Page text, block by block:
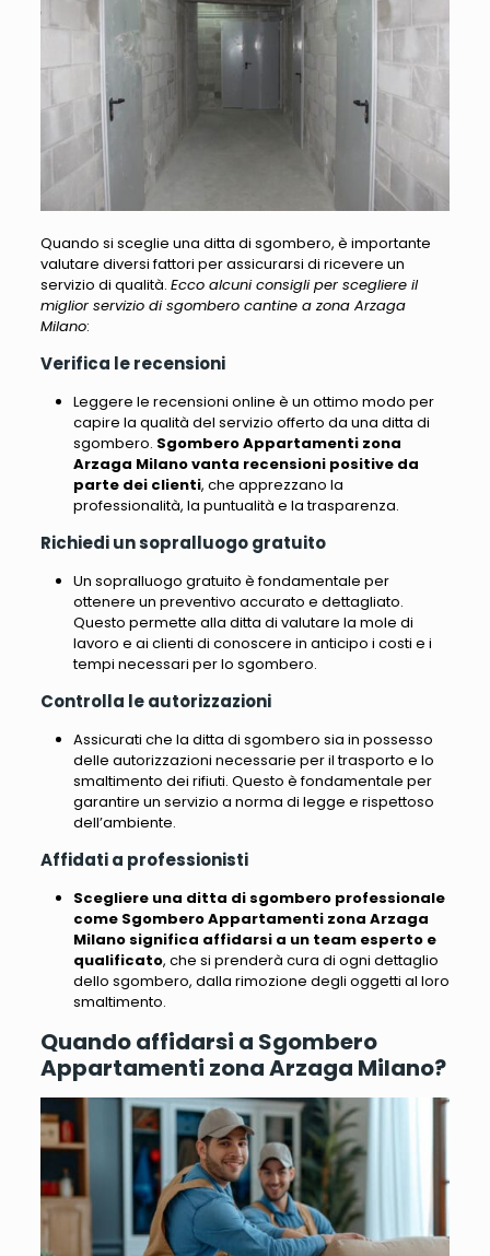
Quando si sceglie una ditta di sgombero, è importante
valutare diversi fattori per assicurarsi di ricevere un
servizio di qualità. Ecco alcuni consigli per scegliere il
miglior servizio di sgombero cantine a zona Arzaga
Milano:
Verifica le recensioni
Leggere le recensioni online è un ottimo modo per
capire la qualità del servizio offerto da una ditta di
sgombero. Sgombero Appartamenti zona
Arzaga Milano vanta recensioni positive da
parte dei clienti, che apprezzano la
professionalità, la puntualità e la trasparenza.
Richiedi un sopralluogo gratuito
Un sopralluogo gratuito è fondamentale per
ottenere un preventivo accurato e dettagliato.
Questo permette alla ditta di valutare la mole di
lavoro e ai clienti di conoscere in anticipo i costi e i
tempi necessari per lo sgombero.
Controlla le autorizzazioni
Assicurati che la ditta di sgombero sia in possesso
delle autorizzazioni necessarie per il trasporto e lo
smaltimento dei rifiuti. Questo è fondamentale per
garantire un servizio a norma di legge e rispettoso
dell’ambiente.
Affidati a professionisti
Scegliere una ditta di sgombero professionale
come Sgombero Appartamenti zona Arzaga
Milano significa affidarsi a un team esperto e
qualificato, che si prenderà cura di ogni dettaglio
dello sgombero, dalla rimozione degli oggetti al loro
smaltimento.
Quando affidarsi a Sgombero
Appartamenti zona Arzaga Milano?